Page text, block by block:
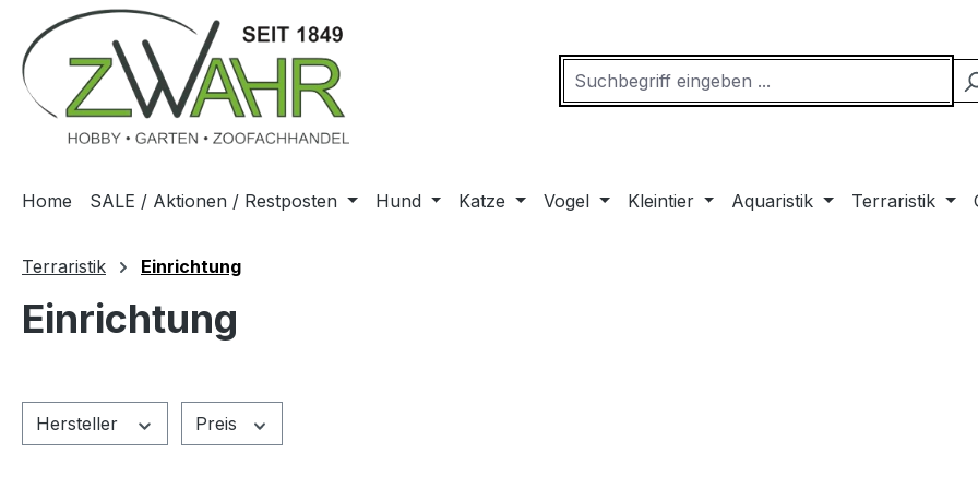
Hauptinhalt springen
Zur Suche springen
Zur Hauptnavigation springen
Home SALE / Aktionen / Restposten Hund Katze Vogel Kleintier Aquaristik Terraristik
Terraristik Einrichtung
Einrichtung
Hersteller Preis